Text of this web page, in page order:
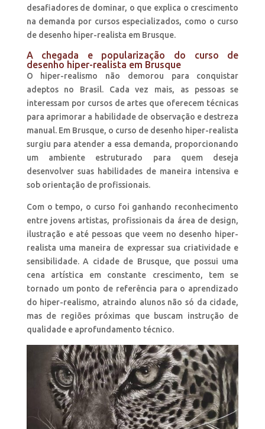
desafiadores de dominar, o que explica o crescimento
na demanda por cursos especializados, como o curso
de desenho hiper-realista em Brusque.
A chegada e popularização do curso de
desenho hiper-realista em Brusque
O hiper-realismo não demorou para conquistar
adeptos no Brasil. Cada vez mais, as pessoas se
interessam por cursos de artes que oferecem técnicas
para aprimorar a habilidade de observação e destreza
manual. Em Brusque, o curso de desenho hiper-realista
surgiu para atender a essa demanda, proporcionando
um ambiente estruturado para quem deseja
desenvolver suas habilidades de maneira intensiva e
sob orientação de profissionais.
Com o tempo, o curso foi ganhando reconhecimento
entre jovens artistas, profissionais da área de design,
ilustração e até pessoas que veem no desenho hiper-
realista uma maneira de expressar sua criatividade e
sensibilidade. A cidade de Brusque, que possui uma
cena artística em constante crescimento, tem se
tornado um ponto de referência para o aprendizado
do hiper-realismo, atraindo alunos não só da cidade,
mas de regiões próximas que buscam instrução de
qualidade e aprofundamento técnico.